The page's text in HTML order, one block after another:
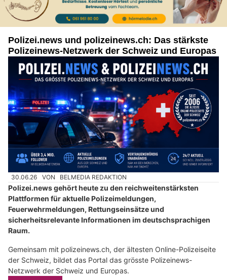
Polizei.news und polizeinews.ch: Das stärkste
Polizeinews-Netzwerk der Schweiz und Europas
30.06.26 VON BELMEDIA REDAKTION
Polizei.news gehört heute zu den reichweitenstärksten
Plattformen für aktuelle Polizeimeldungen,
Feuerwehrmeldungen, Rettungseinsätze und
sicherheitsrelevante Informationen im deutschsprachigen
Raum.
Gemeinsam mit polizeinews.ch, der ältesten Online-Polizeiseite
der Schweiz, bildet das Portal das grösste Polizeinews-
Netzwerk der Schweiz und Europas.